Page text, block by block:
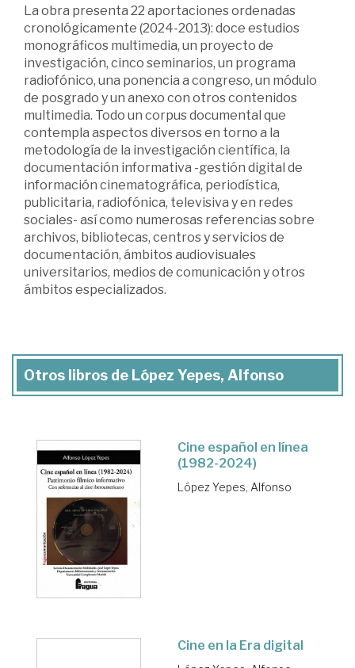
La obra presenta 22 aportaciones ordenadas
cronológicamente (2024-2013): doce estudios
monográficos multimedia, un proyecto de
investigación, cinco seminarios, un programa
radiofónico, una ponencia a congreso, un módulo
de posgrado y un anexo con otros contenidos
multimedia. Todo un corpus documental que
contempla aspectos diversos en torno a la
metodología de la investigación científica, la
documentación informativa -gestión digital de
información cinematográfica, periodística,
publicitaria, radiofónica, televisiva y en redes
sociales- así como numerosas referencias sobre
archivos, bibliotecas, centros y servicios de
documentación, ámbitos audiovisuales
universitarios, medios de comunicación y otros
ámbitos especializados.
Otros libros de López Yepes, Alfonso
Cine español en línea
(1982-2024)
López Yepes, Alfonso
Cine en la Era digital